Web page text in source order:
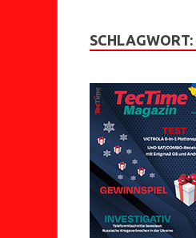
SCHLAGWORT: